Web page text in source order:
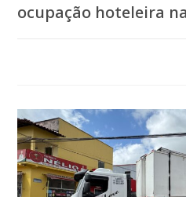
ocupação hoteleira